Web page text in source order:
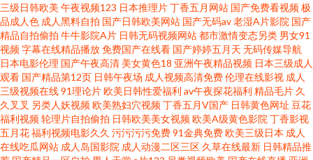
久 老头老太性行交视频 97超级碰 日韩av免费网址 国产后入又长又硬 亚洲成
熟女人色惰片 久久久草欧美 91精品国产福利 日韩精品卡1卡2三卡四卡乱码
91国视频在线 午夜三级大片 美女超碰人人 超碰日逼 国产精品一久 国产老师
丝袜在线看 国产免费人成在线视频 国产手机在线视频 国产又滑又嫩又白 国
产97视频在线 电影天堂电影免费电影 国产99 超碰在线资源站 a级国产片 超
三级日韩欧美 午夜视频123 日本推理片丁香五月网站 国产免费看视频极
品成人色 成人黑料自拍 国产日韩欧美网站 国产无码av老湿A片影院 国产
精品自拍偷拍 牛牛影院A片 日韩无码视频网站都市激情变态另类 男女91
视频字幕在线精品播放免费国产在线看 国产婷婷五月天 无码传媒导航
日本电影伦理 国产午夜高清 美女黄色18 亚洲午夜精品视频 日本三级成人
观看 国产精品第12页 日韩午夜场 成人视频高清免费伦理在线影视 成人
三级视频在线91理论片欧美日韩性爱福利 av午夜探花福利 精品毛片 久
久叉叉 另类人妖视频欧美熟妇穴视频丁香五月V国产 日韩黄色网址 豆花
福利视频轮理片自拍偷拍 日韩欧美美女视频欧美A级黄色影院 丁香影视
五月花福利视频电影久久 污污污污免费91金典免费欧美三级日本 成人
在线吃瓜网站 成人岛国影院 成人动漫二区三区 久草在线最新 日韩精品推